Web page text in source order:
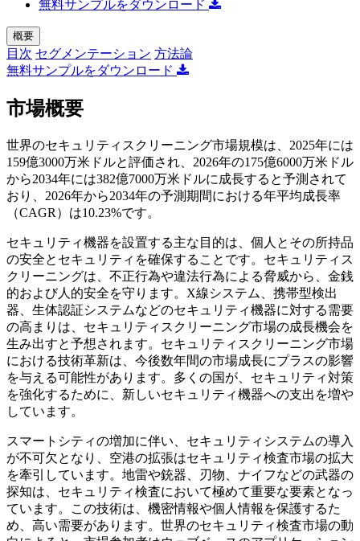
無料サンプルをダウンロード
概要
目次 セグメンテーション 方法論
無料サンプルをダウンロード
市場概要
世界のセキュリティスクリーニング市場規模は、2025年には
159億3000万米ドルと評価され、2026年の175億6000万米ドル
から2034年には382億7000万米ドルに成長すると予測されて
おり、2026年から2034年の予測期間における年平均成長率
（CAGR）は10.23%です。
セキュリティ機器を設置する主な目的は、個人とその所持品
の安全とセキュリティを確保することです。セキュリティス
クリーニングは、不正行為や違法行為による脅威から、金銭
的および人的安全を守ります。X線システム、携帯型検出
器、生体認証システムなどのセキュリティ機器に対する需要
の高まりは、セキュリティスクリーニング市場の成長機会を
生み出すと予想されます。セキュリティスクリーニング市場
における技術革新は、今後数年間の市場成長にプラスの影響
を与える可能性があります。多くの国が、セキュリティ対策
を強化するために、新しいセキュリティ機器への支出を増や
しています。
スマートシティの増加に伴い、セキュリティシステムの導入
が不可欠となり、空港の拡張はセキュリティ検査市場の拡大
を牽引しています。地雷や銃器、刃物、ナイフなどの武器の
探知は、セキュリティ検査において極めて重要な要素となっ
ています。この技術は、機密情報や個人情報を保護するた
め、高い需要があります。世界のセキュリティ検査市場の動